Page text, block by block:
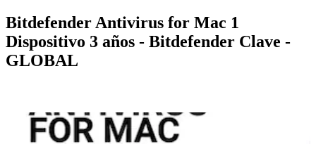
Bitdefender Antivirus for Mac 1
Dispositivo 3 años - Bitdefender Clave -
GLOBAL